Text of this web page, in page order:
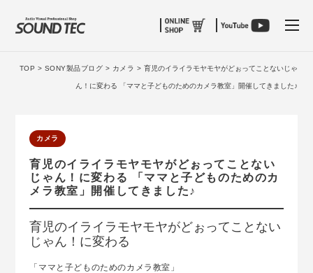
TOP > SONY製品ブログ > カメラ > 育児のイライラモヤモヤがどぉってことないじゃ
ん！に変わる 「ママと子どものためのカメラ教室」開催してきました♪
カメラ
育児のイライラモヤモヤがどぉってことない
じゃん！に変わる 「ママと子どものためのカ
メラ教室」開催してきました♪
育児のイライラモヤモヤがどぉってことない
じゃん！に変わる
「ママと子どものためのカメラ教室」